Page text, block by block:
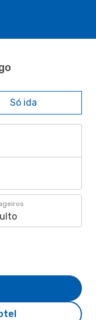
Só ida